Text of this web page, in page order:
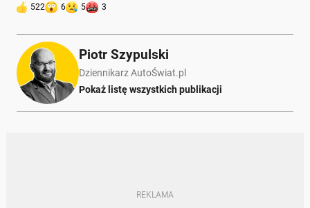
522 6 5 3
Piotr Szypulski
Dziennikarz AutoŚwiat.pl
Pokaż listę wszystkich publikacji